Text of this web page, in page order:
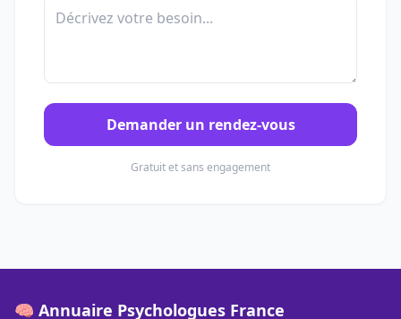
Demander un rendez-vous
Gratuit et sans engagement
🧠 Annuaire Psychologues France